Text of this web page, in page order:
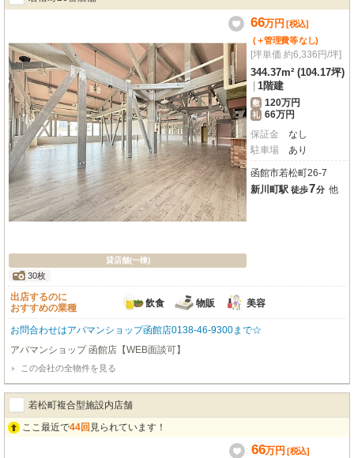
貸店舗(一棟)
30枚
66万円 [税込]
(＋管理費等なし)
[坪単価 約6,336円/坪]
344.37m² (104.17坪)
1階建
敷 120万円
礼 66万円
保証金
なし
駐車場
あり
函館市若松町26-7
新川町駅 徒歩7分 他
出店するのに
おすすめの業種
飲食 物販 美容
お問合わせはアパマンショップ函館店0138-46-9300まで☆
アパマンショップ 函館店【WEB面談可】
この会社の全物件を見る
若松町複合型施設内店舗
ここ最近で44回 見られています！
66万円 [税込]